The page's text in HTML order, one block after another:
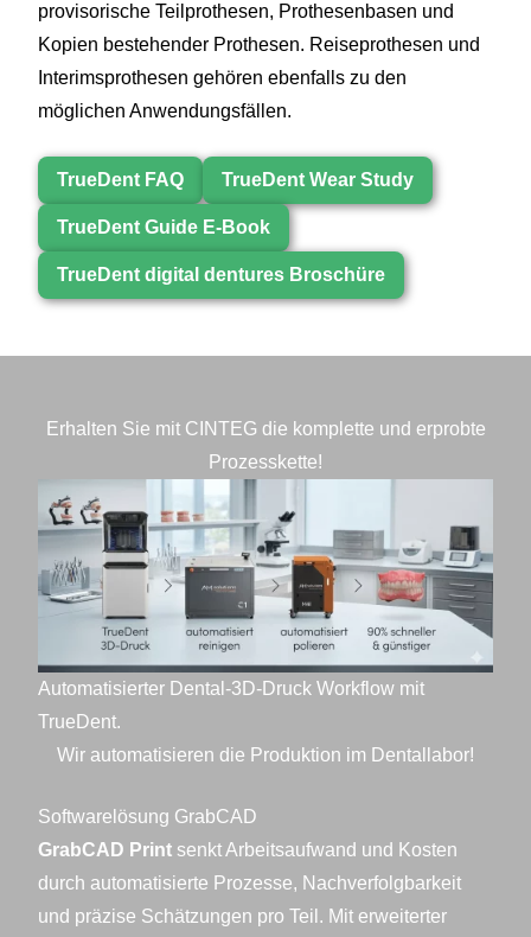
provisorische Teilprothesen, Prothesenbasen und
Kopien bestehender Prothesen. Reiseprothesen und
Interimsprothesen gehören ebenfalls zu den
möglichen Anwendungsfällen.
TrueDent FAQ TrueDent Wear Study
TrueDent Guide E-Book
TrueDent digital dentures Broschüre
Erhalten Sie mit CINTEG die komplette und erprobte
Prozesskette!
Automatisierter Dental-3D-Druck Workflow mit
TrueDent.
Wir automatisieren die Produktion im Dentallabor!
Softwarelösung GrabCAD
GrabCAD Print senkt Arbeitsaufwand und Kosten
durch automatisierte Prozesse, Nachverfolgbarkeit
und präzise Schätzungen pro Teil. Mit erweiterter